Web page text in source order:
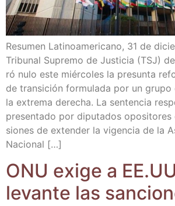
Resu­men Lati­no­ame­ri­cano, 31 de
Tri­bu­nal Supre­mo de Jus­ti­cia (TSJ)
ró nulo este miér­co­les la pre­sun­ta
de tran­si­ción for­mu­la­da por un
la extre­ma dere­cha. La sen­ten­cia
pre­sen­ta­do por dipu­tados
sio­nes de exten­der la vigen­cia de la
Nacional […]
ONU exi­ge a
levan­te las